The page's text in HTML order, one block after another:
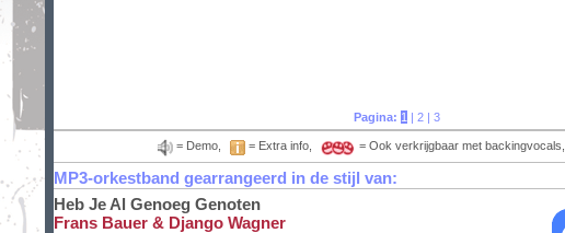
Pagina: 1 | 2 | 3
= Demo, = Extra info, = Ook verkrijgbaar met backingvocals,
MP3-orkestband gearrangeerd in de stijl van:
Heb Je Al Genoeg Genoten
Frans Bauer & Django Wagner